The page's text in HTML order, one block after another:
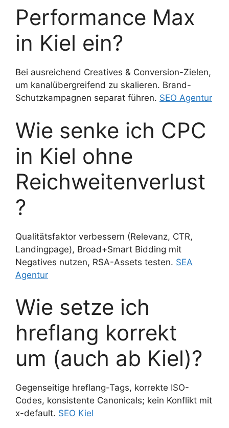
Performance Max
in Kiel ein?
Bei ausreichend Creatives & Conversion-Zielen,
um kanalübergreifend zu skalieren. Brand-
Schutzkampagnen separat führen. SEO Agentur
Wie senke ich CPC
in Kiel ohne
Reichweitenverlust
?
Qualitätsfaktor verbessern (Relevanz, CTR,
Landingpage), Broad+Smart Bidding mit
Negatives nutzen, RSA-Assets testen. SEA
Agentur
Wie setze ich
hreflang korrekt
um (auch ab Kiel)?
Gegenseitige hreflang-Tags, korrekte ISO-
Codes, konsistente Canonicals; kein Konflikt mit
x-default. SEO Kiel